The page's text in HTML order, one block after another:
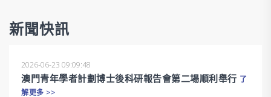
新聞快訊
2026-06-23 09:09:48
澳門青年學者計劃博士後科研報告會第二場順利舉行 了
解更多 >>